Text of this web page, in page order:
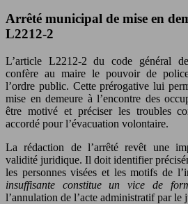
Arrêté municipal de mise en
L2212-2
L’article L2212-2 du code général
confère au maire le pouvoir de
l’ordre public. Cette prérogative lui
mise en demeure à l’encontre des
être motivé et préciser les troubles
accordé pour l’évacuation volontaire.
La rédaction de l’arrêté revêt une
validité juridique. Il doit identifier
les personnes visées et les motifs de
insuffisante constitue un vice de
l’annulation de l’acte administratif par le